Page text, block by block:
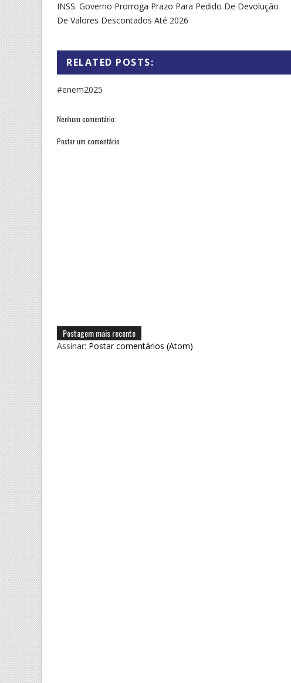
INSS: Governo Prorroga Prazo Para Pedido De Devolução
De Valores Descontados Até 2026
RELATED POSTS:
#enem2025
Nenhum comentário:
Postar um comentário
Postagem mais recente
Assinar: Postar comentários (Atom)